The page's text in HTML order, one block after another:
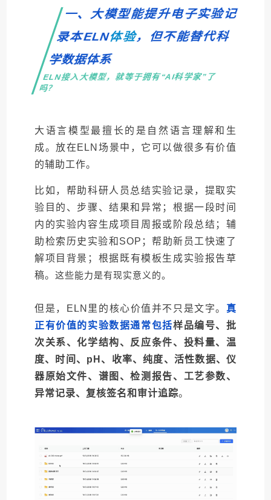
一、大模型能提升电子实验记
录本ELN体验，但不能替代科
学数据体系
ELN接入大模型，就等于拥有“AI科学家”了
吗？
大语言模型最擅长的是自然语言理解和生
成。放在ELN场景中，它可以做很多有价值
的辅助工作。
比如，帮助科研人员总结实验记录，提取实
验目的、步骤、结果和异常；根据一段时间
内的实验内容生成项目周报或阶段总结；辅
助检索历史实验和SOP；帮助新员工快速了
解项目背景；根据既有模板生成实验报告草
稿。这些能力是有现实意义的。
但是，ELN里的核心价值并不只是文字。 真
正有价值的实验数据通常包括样品编号、批
次关系、化学结构、反应条件、投料量、温
度、时间、pH、收率、纯度、活性数据、仪
器原始文件、谱图、检测报告、工艺参数、
异常记录、复核签名和审计追踪。